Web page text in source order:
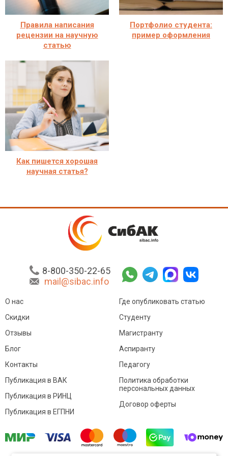
Правила написания
рецензии на научную
статью
Портфолио студента:
пример оформления
Как пишется хорошая
научная статья?
8-800-350-22-65
mail@sibac.info
О нас
Скидки
Отзывы
Блог
Контакты
Где опубликовать статью
Студенту
Магистранту
Аспиранту
Педагогу
Публикация в ВАК
Публикация в РИНЦ
Публикация в ЕГПНИ
Политика обработки
персональных данных
Договор оферты